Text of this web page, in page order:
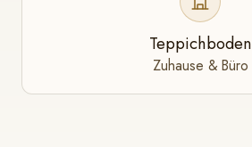
Teppichboden
Zuhause & Büro